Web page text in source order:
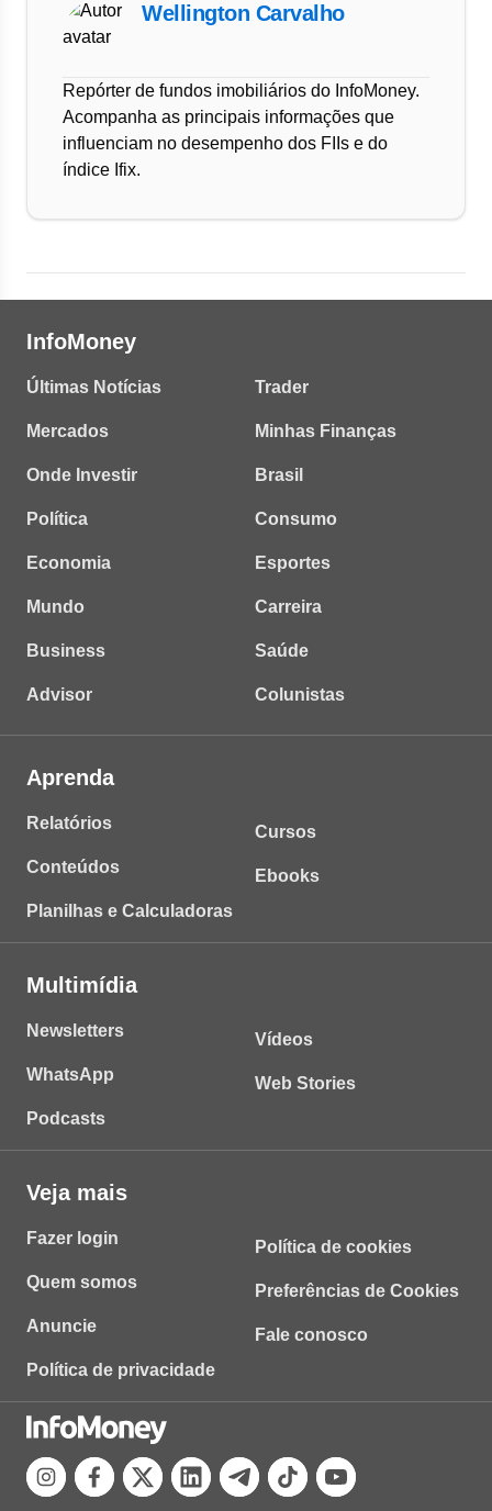
Wellington Carvalho
Repórter de fundos imobiliários do InfoMoney.
Acompanha as principais informações que
influenciam no desempenho dos FIIs e do
índice Ifix.
InfoMoney
Últimas Notícias
Mercados
Onde Investir
Política
Economia
Mundo
Business
Advisor
Trader
Minhas Finanças
Brasil
Consumo
Esportes
Carreira
Saúde
Colunistas
Aprenda
Relatórios
Conteúdos
Planilhas e Calculadoras
Cursos
Ebooks
Multimídia
Newsletters
WhatsApp
Podcasts
Vídeos
Web Stories
Veja mais
Fazer login
Quem somos
Anuncie
Política de privacidade
Política de cookies
Preferências de Cookies
Fale conosco